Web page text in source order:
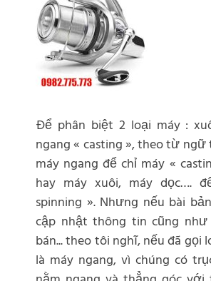
Để phân biệt 2 loại máy :
ngang « casting », theo từ
máy ngang để chỉ máy «
hay máy xuôi, máy dọc….
spinning ». Nhưng nếu bài
cập nhật thông tin cũng
bán... theo tôi nghĩ, nếu đã gọi
là máy ngang, vì chúng có